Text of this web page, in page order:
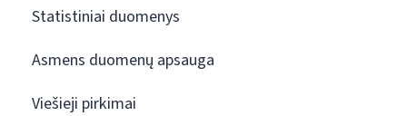
Statistiniai duomenys
Asmens duomenų apsauga
Viešieji pirkimai